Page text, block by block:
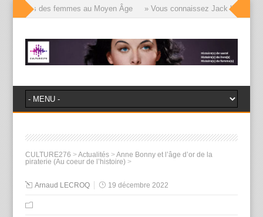
visages des femmes au Moyen Âge » Vous connaissez Jack
CULTURE276 >Actualités>Anne Bonny et l’âge d’or de la
piraterie (Au coeur de l’histoire) >
Arnaud LECROQ 19 décembre 2022